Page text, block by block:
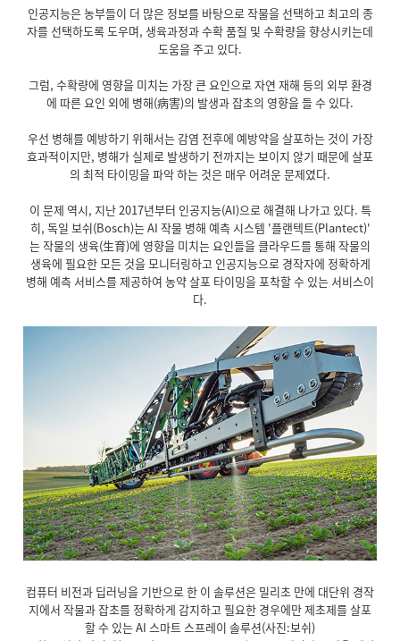
인공지능은 농부들이 더 많은 정보를 바탕으로 작물을 선택하고 최고의 종
자를 선택하도록 도우며, 생육과정과 수확 품질 및 수확량을 향상시키는데
도움을 주고 있다.
그럼, 수확량에 영향을 미치는 가장 큰 요인으로 자연 재해 등의 외부 환경
에 따른 요인 외에 병해(病害)의 발생과 잡초의 영향을 들 수 있다.
우선 병해를 예방하기 위해서는 감염 전후에 예방약을 살포하는 것이 가장
효과적이지만, 병해가 실제로 발생하기 전까지는 보이지 않기 때문에 살포
의 최적 타이밍을 파악 하는 것은 매우 어려운 문제였다.
이 문제 역시, 지난 2017년부터 인공지능(AI)으로 해결해 나가고 있다. 특
히, 독일 보쉬(Bosch)는 AI 작물 병해 예측 시스템 '플랜텍트(Plantect)'
는 작물의 생육(生育)에 영향을 미치는 요인들을 클라우드를 통해 작물의
생육에 필요한 모든 것을 모니터링하고 인공지능으로 경작자에 정확하게
병해 예측 서비스를 제공하여 농약 살포 타이밍을 포착할 수 있는 서비스이
다.
컴퓨터 비전과 딥러닝을 기반으로 한 이 솔루션은 밀리초 만에 대단위 경작
지에서 작물과 잡초를 정확하게 감지하고 필요한 경우에만 제초제를 살포
할 수 있는 AI 스마트 스프레이 솔루션(사진:보쉬)